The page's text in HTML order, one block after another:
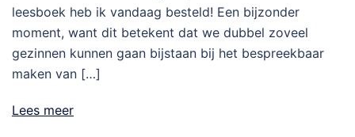
leesboek heb ik vandaag besteld! Een bijzonder
moment, want dit betekent dat we dubbel zoveel
gezinnen kunnen gaan bijstaan bij het bespreekbaar
maken van […]
Lees meer